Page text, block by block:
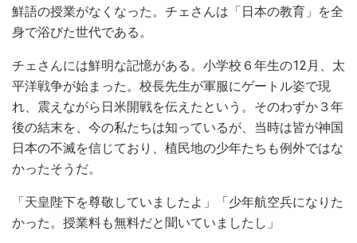
鮮語の授業がなくなった。チェさんは「日本の教育」を全
身で浴びた世代である。
チェさんには鮮明な記憶がある。小学校６年生の12月、太
平洋戦争が始まった。校長先生が軍服にゲートル姿で現
れ、震えながら日米開戦を伝えたという。そのわずか３年
後の結末を、今の私たちは知っているが、当時は皆が神国
日本の不滅を信じており、植民地の少年たちも例外ではな
かったそうだ。
「天皇陛下を尊敬していましたよ」「少年航空兵になりた
かった。授業料も無料だと聞いていましたし」